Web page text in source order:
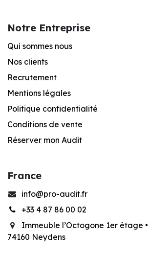
Notre Entreprise
Qui sommes nous
Nos clients
Recrutement
Mentions légales
Politique confidentialité
Conditions de vente
Réserver mon Audit
France
info@pro-audit.fr
+33 4 87 86 00 02
Immeuble l’Octogone 1er étage •
74160 Neydens